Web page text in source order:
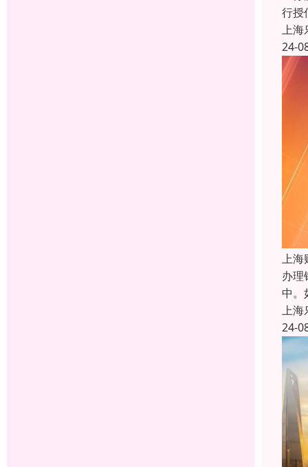
行授
上海
24-
上海
办理
中。
上海
24-